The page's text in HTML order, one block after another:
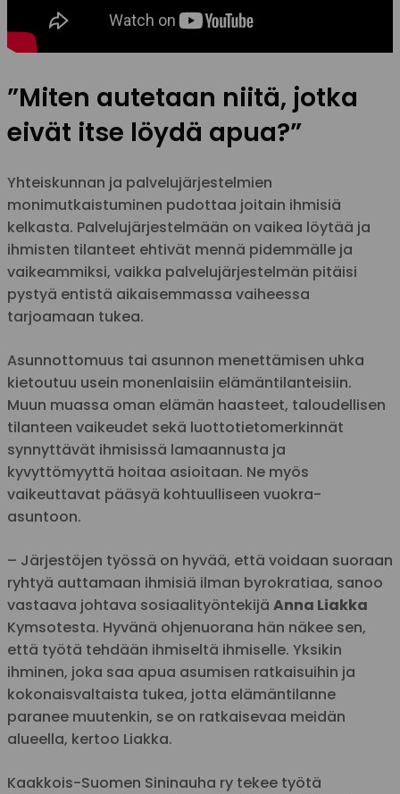
”Miten autetaan niitä, jotka
eivät itse löydä apua?”
Yhteiskunnan ja palvelujärjestelmien
monimutkaistuminen pudottaa joitain ihmisiä
kelkasta. Palvelujärjestelmään on vaikea löytää ja
ihmisten tilanteet ehtivät mennä pidemmälle ja
vaikeammiksi, vaikka palvelujärjestelmän pitäisi
pystyä entistä aikaisemmassa vaiheessa
tarjoamaan tukea.
Asunnottomuus tai asunnon menettämisen uhka
kietoutuu usein monenlaisiin elämäntilanteisiin.
Muun muassa oman elämän haasteet, taloudellisen
tilanteen vaikeudet sekä luottotietomerkinnät
synnyttävät ihmisissä lamaannusta ja
kyvyttömyyttä hoitaa asioitaan. Ne myös
vaikeuttavat pääsyä kohtuulliseen vuokra-
asuntoon.
– Järjestöjen työssä on hyvää, että voidaan suoraan
ryhtyä auttamaan ihmisiä ilman byrokratiaa, sanoo
vastaava johtava sosiaalityöntekijä Anna Liakka
Kymsotesta. Hyvänä ohjenuorana hän näkee sen,
että työtä tehdään ihmiseltä ihmiselle. Yksikin
ihminen, joka saa apua asumisen ratkaisuihin ja
kokonaisvaltaista tukea, jotta elämäntilanne
paranee muutenkin, se on ratkaisevaa meidän
alueella, kertoo Liakka.
Kaakkois-Suomen Sininauha ry tekee työtä